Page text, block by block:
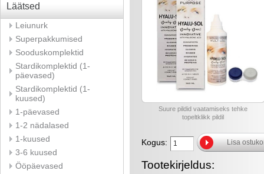
Suure pildid vaatamiseks tehke
topeltklikk pildil
Kogus: Lisa
Tootekirjeldus:
Läätsed
Leiunurk
Superpakkumised
Sooduskomplektid
Stardikomplektid (1-
päevased)
Stardikomplektid (1-
kuused)
1-päevased
1-2 nädalased
1-kuused
3-6 kuused
Ööpäevased